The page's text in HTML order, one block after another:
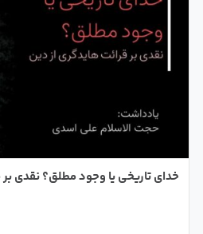
خدای تاریخی یا وجود مطلق؟ نقدی